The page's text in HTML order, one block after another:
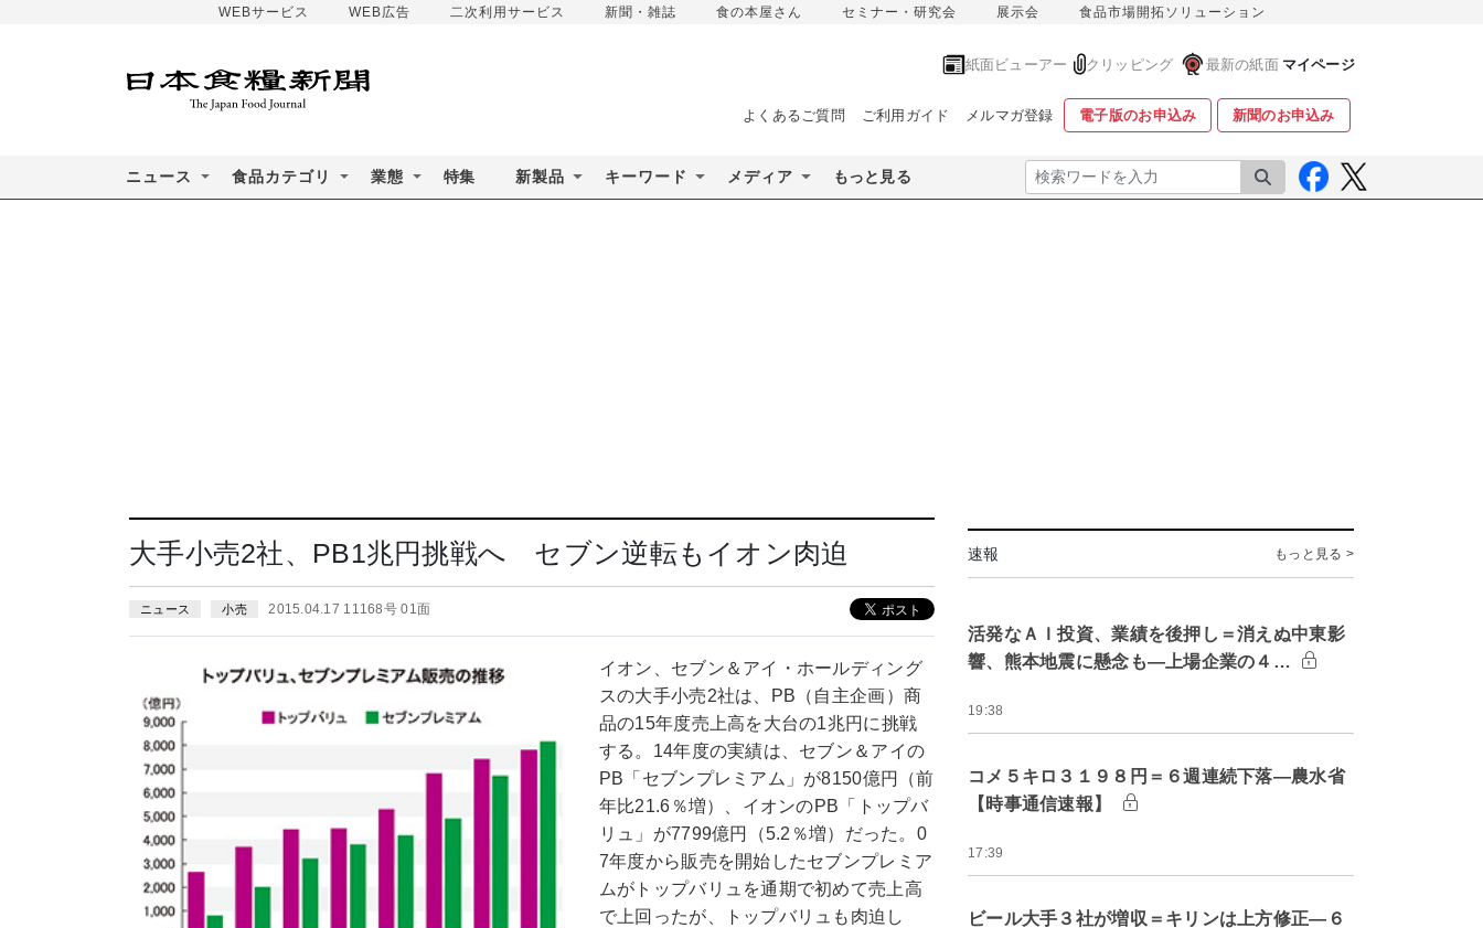
WEBサービス WEB広告 二次利用サービス 新聞・雑誌 食の本屋さん セミナー・研究会 展示会 食品市場開拓ソリューション
紙面ビューアー クリッピング 最新の紙面 マイページ
よくあるご質問 ご利用ガイド メルマガ登録 電子版のお申込み 新聞のお申込み
ニュース 食品カテゴリ 業態 特集 新製品 キーワード メディア もっと見る 検索
大手小売2社、PB1兆円挑戦へ セブン逆転もイオン肉迫
ニュース 小売 2015.04.17 11168号 01面
イオン、セブン＆アイ・ホールディング
スの大手小売2社は、PB（自主企画）商
品の15年度売上高を大台の1兆円に挑戦
する。14年度の実績は、セブン＆アイの
PB「セブンプレミアム」が8150億円（前
年比21.6％増）、イオンのPB「トップバ
リュ」が7799億円（5.2％増）だった。0
7年度から販売を開始したセブンプレミア
ムがトップバリュを通期で初めて売上高
で上回ったが、トップバリュも肉迫し
速報 もっと見る >
活発なＡＩ投資、業績を後押し＝消えぬ中東影
響、熊本地震に懸念も―上場企業の４…
19:38
コメ５キロ３１９８円＝６週連続下落―農水省
【時事通信速報】
17:39
ビール大手３社が増収＝キリンは上方修正―６